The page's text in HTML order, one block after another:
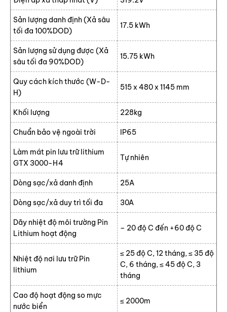
Sản lượng danh định (Xả sâu
tối đa 100%DOD)
17.5 kWh
Sản lượng sử dụng được (Xả
sâu tối đa 90%DOD)
15.75 kWh
Quy cách kích thước (W-D-
H)
515 x 480 x 1145 mm
Khối lượng 228kg
Chuẩn bảo vệ ngoài trời IP65
Làm mát pin lưu trữ lithium
GTX 3000-H4
Tự nhiên
Dòng sạc/xả danh định 25A
Dòng sạc/xả duy trì tối đa 30A
Dãy nhiệt độ môi trường Pin
Lithium hoạt động
– 20 độ C đến +60 độ C
Nhiệt độ nơi lưu trữ Pin
lithium
≤ 25 độ C, 12 tháng, ≤ 35 độ
C, 6 tháng, ≤ 45 độ C, 3
tháng
Cao độ hoạt động so mực
nước biển
≤ 2000m